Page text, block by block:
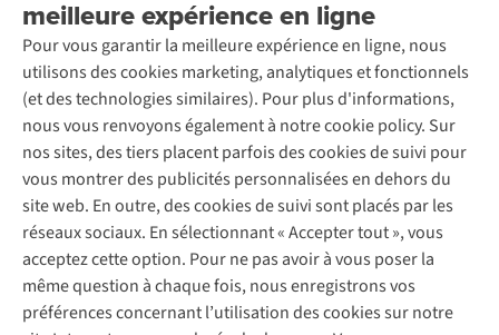
meilleure expérience en ligne
Pour vous garantir la meilleure expérience en ligne, nous
utilisons des cookies marketing, analytiques et fonctionnels
(et des technologies similaires). Pour plus d'informations,
nous vous renvoyons également à notre cookie policy. Sur
nos sites, des tiers placent parfois des cookies de suivi pour
vous montrer des publicités personnalisées en dehors du
site web. En outre, des cookies de suivi sont placés par les
réseaux sociaux. En sélectionnant « Accepter tout », vous
acceptez cette option. Pour ne pas avoir à vous poser la
même question à chaque fois, nous enregistrons vos
préférences concernant l’utilisation des cookies sur notre
Entretien & réparations
Garantie
Contactez-nous
Nos magasins
À propos d’A.S.Adventure
Déclaration d'accessibilité
Entretien de ski
Service de lavage
Entretien de chaussures
Réparation de chaussures
Réparation de vêtements
Retouches
Pour les entreprises
A.S.Magazine
Explore Camp
Gear Check
Expertise & conseils
Abonnez-vous à la newsletter
Suivez-nous